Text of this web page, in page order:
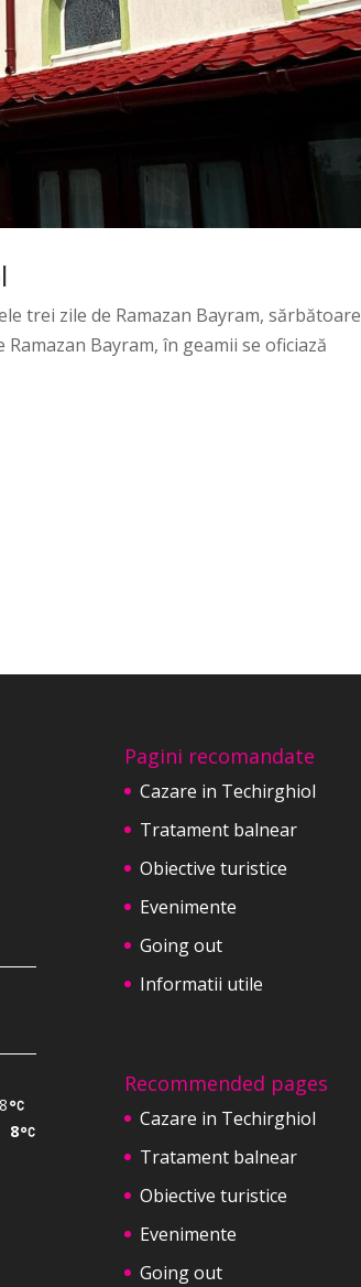
trei zile de Ramazan Bayram, sărbătoare
Bayram, în geamii se oficiază
8
8
Pagini recomandate
Cazare in Techirghiol
Tratament balnear
Obiective turistice
Evenimente
Going out
Informatii utile
Recommended pages
Cazare in Techirghiol
Tratament balnear
Obiective turistice
Evenimente
Going out